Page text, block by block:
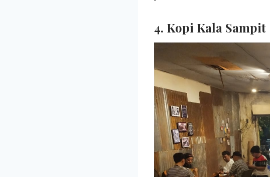
4. Kopi Kala Sampit